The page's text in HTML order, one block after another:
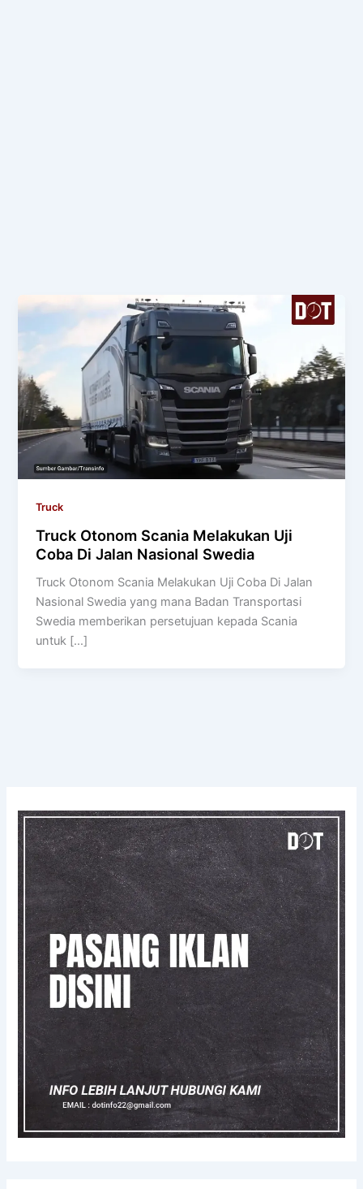
Truck
Truck Otonom Scania Melakukan Uji
Coba Di Jalan Nasional Swedia
Truck Otonom Scania Melakukan Uji Coba Di Jalan
Nasional Swedia yang mana Badan Transportasi
Swedia memberikan persetujuan kepada Scania
untuk […]